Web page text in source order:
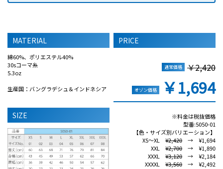
MATERIAL
綿60%、ポリエステル40%
30sコーマ糸
5.3oz
生産国：バングラデシュ＆インドネシア
SIZE
PRICE
通常価格 ￥2,420
オゾン価格 ￥1,694
※料金は税抜価格
型番:5050-01
【色・サイズ別バリエーション】
XS～XL ¥2,420→ ¥1,694
XXL ¥2,700→ ¥1,890
XXXL ¥3,120→ ¥2,184
XXXXL ¥3,560→ ¥2,492